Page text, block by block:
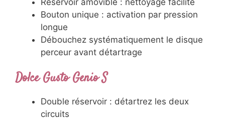
Bouton unique : activation par pression
longue
Débouchez systématiquement le disque
perceur avant détartrage
Dolce Gusto Genio S
Double réservoir : détartrez les deux
circuits